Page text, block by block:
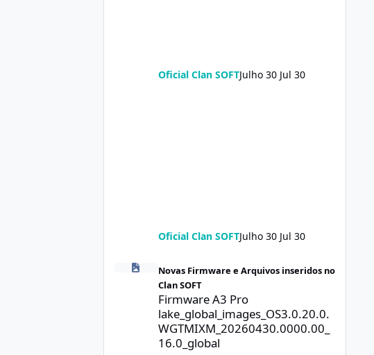
Oficial Clan SOFTJulho 30 Jul 30
Oficial Clan SOFTJulho 30 Jul 30
Novas Firmware e Arquivos inseridos no
Clan SOFT
Firmware A3 Pro
lake_global_images_OS3.0.20.0.
WGTMIXM_20260430.0000.00_
16.0_global